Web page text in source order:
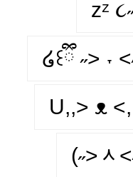
໒꒰ྀི ˶> ˕
U,,> ᴥ